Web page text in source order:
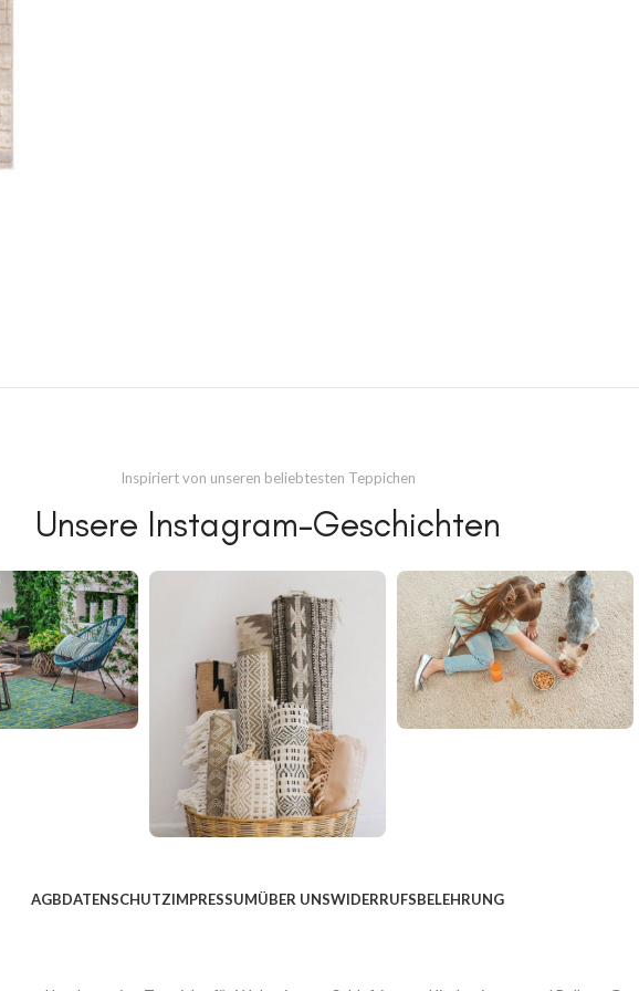
Inspiriert von unseren beliebtesten Teppichen
Unsere Instagram-Geschichten
AGBDATENSCHUTZIMPRESSUMÜBER UNSWIDERRUFSBELEHRUNG